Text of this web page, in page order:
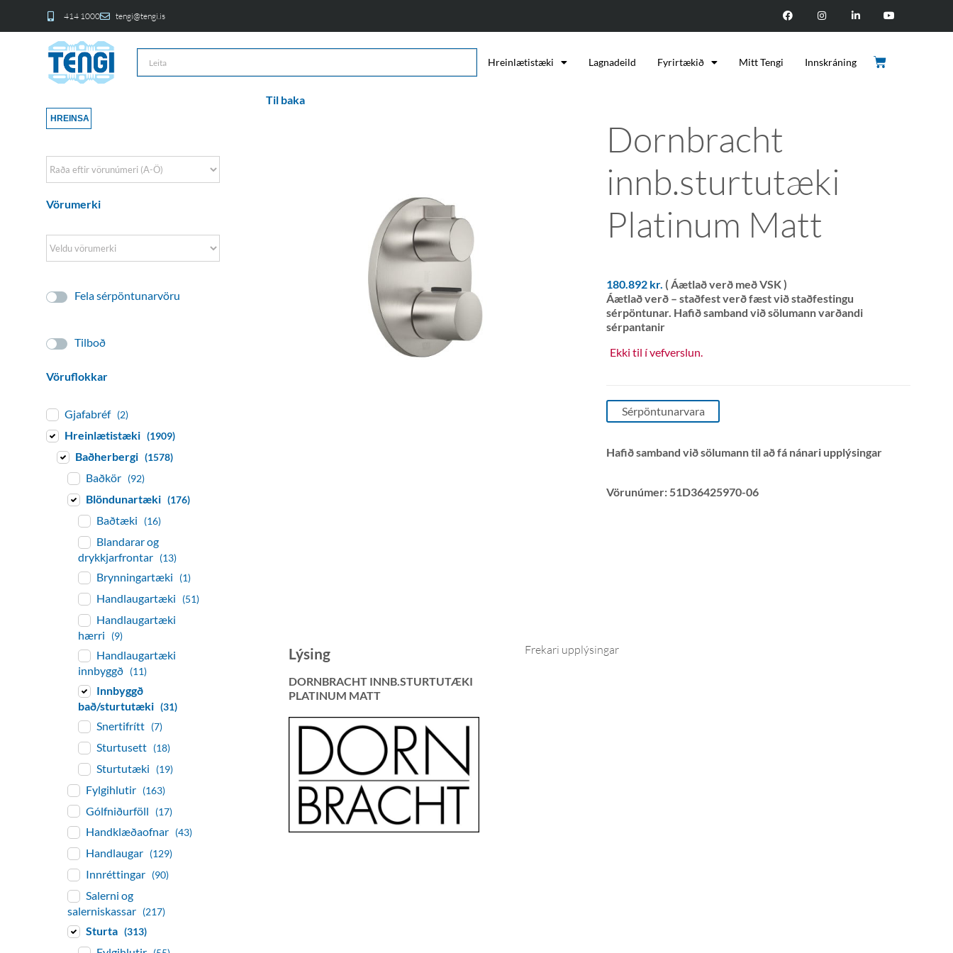
414 1000 tengi@tengi.is
Hreinlætistæki Lagnadeild Fyrirtækið Mitt Tengi Innskráning
Til baka
Dornbracht
innb.sturtutæki
Platinum Matt
180.892 kr. ( Áætlað verð með VSK )
Áætlað verð – staðfest verð fæst við staðfestingu
sérpöntunar. Hafið samband við sölumann varðandi
sérpantanir
Ekki til í vefverslun.
Sérpöntunarvara
Hafið samband við sölumann til að fá nánari upplýsingar
Vörunúmer:51D36425970-06
Lýsing
DORNBRACHT INNB.STURTUTÆKI
PLATINUM MATT
Frekari upplýsingar
HREINSA
Sort Products
Vörumerki
Fela sérpöntunarvöru
Tilboð
Vöruflokkar
Gjafabréf (2)
Hreinlætistæki (1909)
Baðherbergi (1578)
Baðkör (92)
Blöndunartæki (176)
Baðtæki (16)
Blandarar og
drykkjarfrontar (13)
Brynningartæki (1)
Handlaugartæki (51)
Handlaugartæki
hærri
(9)
Handlaugartæki
innbyggð (11)
Innbyggð
bað/sturtutæki (31)
Snertifrítt (7)
Sturtusett (18)
Sturtutæki (19)
Fylgihlutir (163)
Gólfniðurföll (17)
Handklæðaofnar (43)
Handlaugar (129)
Innréttingar (90)
Salerni og
salerniskassar (217)
Sturta (313)